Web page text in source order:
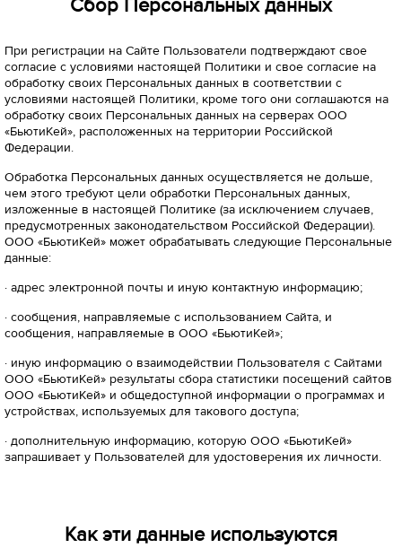
Сбор Персональных данных
При регистрации на Сайте Пользователи подтверждают свое
согласие с условиями настоящей Политики и свое согласие на
обработку своих Персональных данных в соответствии с
условиями настоящей Политики, кроме того они соглашаются на
обработку своих Персональных данных на серверах ООО
«БьютиКей», расположенных на территории Российской
Федерации.
Обработка Персональных данных осуществляется не дольше,
чем этого требуют цели обработки Персональных данных,
изложенные в настоящей Политике (за исключением случаев,
предусмотренных законодательством Российской Федерации).
ООО «БьютиКей» может обрабатывать следующие Персональные
данные:
· адрес электронной почты и иную контактную информацию;
· сообщения, направляемые с использованием Сайта, и
сообщения, направляемые в ООО «БьютиКей»;
· иную информацию о взаимодействии Пользователя с Сайтами
ООО «БьютиКей» результаты сбора статистики посещений сайтов
ООО «БьютиКей» и общедоступной информации о программах и
устройствах, используемых для такового доступа;
· дополнительную информацию, которую ООО «БьютиКей»
запрашивает у Пользователей для удостоверения их личности.
Как эти данные используются